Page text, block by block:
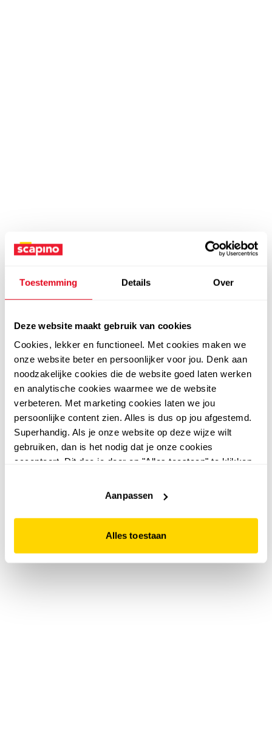
Toestemming Details Over
Deze website maakt gebruik van cookies
Cookies, lekker en functioneel. Met cookies maken we
onze website beter en persoonlijker voor jou. Denk aan
noodzakelijke cookies die de website goed laten werken
en analytische cookies waarmee we de website
verbeteren. Met marketing cookies laten we jou
persoonlijke content zien. Alles is dus op jou afgestemd.
Superhandig. Als je onze website op deze wijze wilt
gebruiken, dan is het nodig dat je onze cookies
accepteert. Dit doe je door op "Alles toestaan" te klikken.
website niet optimaal functioneert.
Aanpassen
Alles toestaan